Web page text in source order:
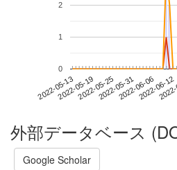
2022-05-132022-05-192022-05-252022-05-312022-06-062022-06-12
0
1
2
外部データベース
Google Scholar